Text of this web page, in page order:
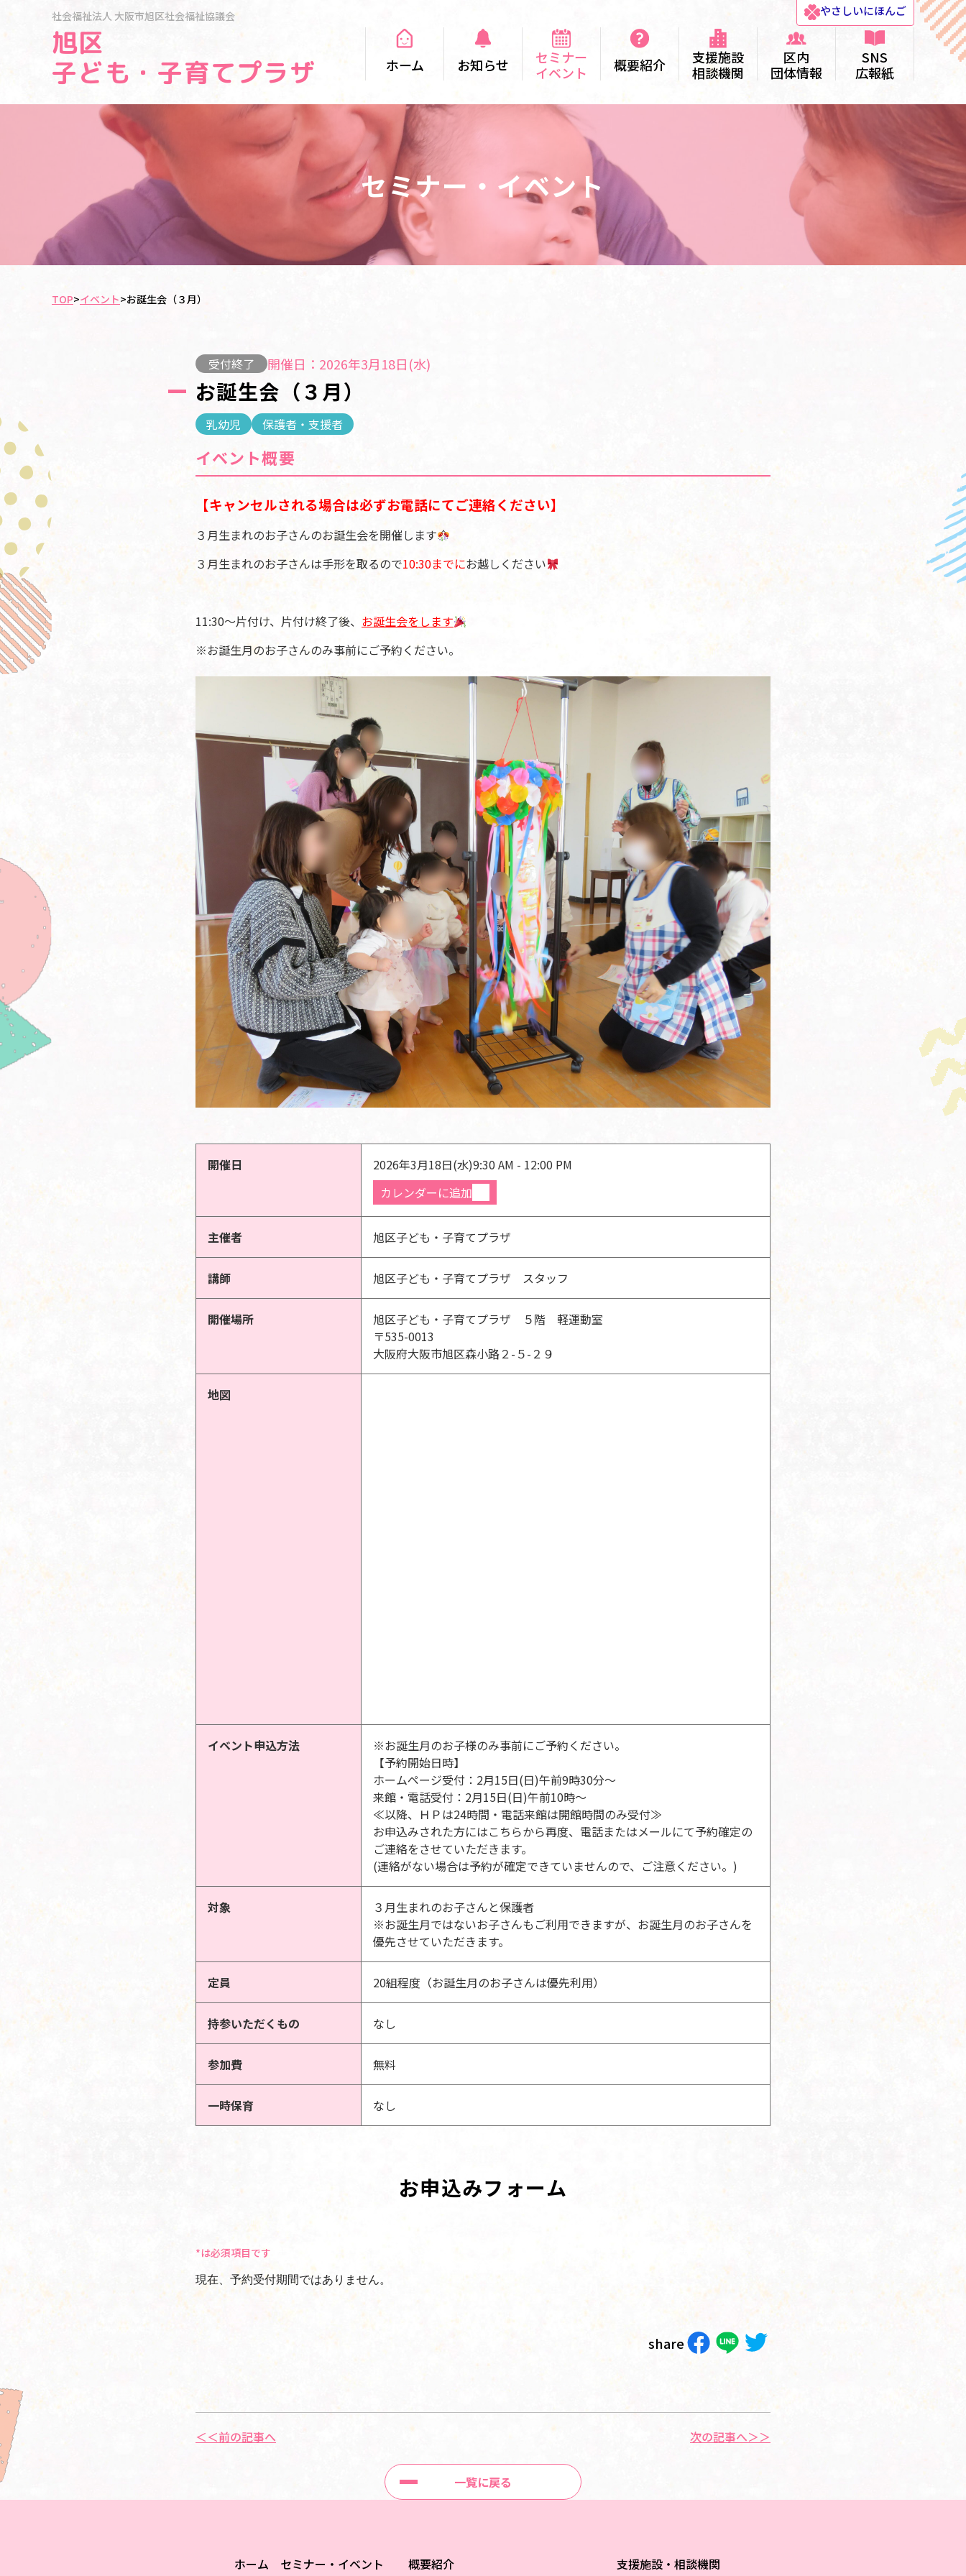
社会福祉法人 大阪市旭区社会福祉協議会
旭区
子ども・子育てプラザ
やさしいにほんご
ホーム お知らせ
セミナー
イベント
概要紹介
支援施設
相談機関
区内
団体情報
SNS
広報紙
セミナー・イベント
TOP>イベント>お誕生会（３月）
受付終了 開催日：2026年3月18日(水)
お誕生会（３月）
乳幼児 保護者・支援者
イベント概要
【キャンセルされる場合は必ずお電話にてご連絡ください】
３月生まれのお子さんのお誕生会を開催します
３月生まれのお子さんは手形を取るので10:30までにお越しください
11:30～片付け、片付け終了後、 お誕生会をします
※お誕生月のお子さんのみ事前にご予約ください。
開催日 2026年3月18日(水)9:30 AM - 12:00 PM
カレンダーに追加
主催者 旭区子ども・子育てプラザ
講師 旭区子ども・子育てプラザ スタッフ
開催場所
旭区子ども・子育てプラザ ５階 軽運動室
〒535-0013
大阪府大阪市旭区森小路２-５-２９
地図
イベント申込方法
※お誕生月のお子様のみ事前にご予約ください。
【予約開始日時】
ホームページ受付：2月15日(日)午前9時30分～
来館・電話受付：2月15日(日)午前10時～
≪以降、ＨＰは24時間・電話来館は開館時間のみ受付≫
お申込みされた方にはこちらから再度、電話またはメールにて予約確定の
ご連絡をさせていただきます。
(連絡がない場合は予約が確定できていませんので、ご注意ください。)
対象
３月生まれのお子さんと保護者
※お誕生月ではないお子さんもご利用できますが、お誕生月のお子さんを
優先させていただきます。
定員 20組程度（お誕生月のお子さんは優先利用）
持参いただくもの なし
参加費 無料
一時保育 なし
お申込みフォーム
*は必須項目です
現在、予約受付期間ではありません。
share
＜＜前の記事へ
一覧に戻る
次の記事へ＞＞
ホーム セミナー・イベント 概要紹介 支援施設・相談機関